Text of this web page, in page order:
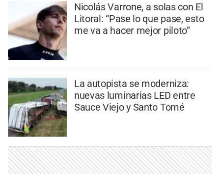
Nicolás Varrone, a solas con El
Litoral: “Pase lo que pase, esto
me va a hacer mejor piloto”
La autopista se moderniza:
nuevas luminarias LED entre
Sauce Viejo y Santo Tomé